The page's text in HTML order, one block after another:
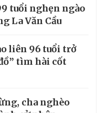
tuổi nghẹn ngào
La Văn Cầu
liên 96 tuổi trở
tìm hài cốt
cha nghèo